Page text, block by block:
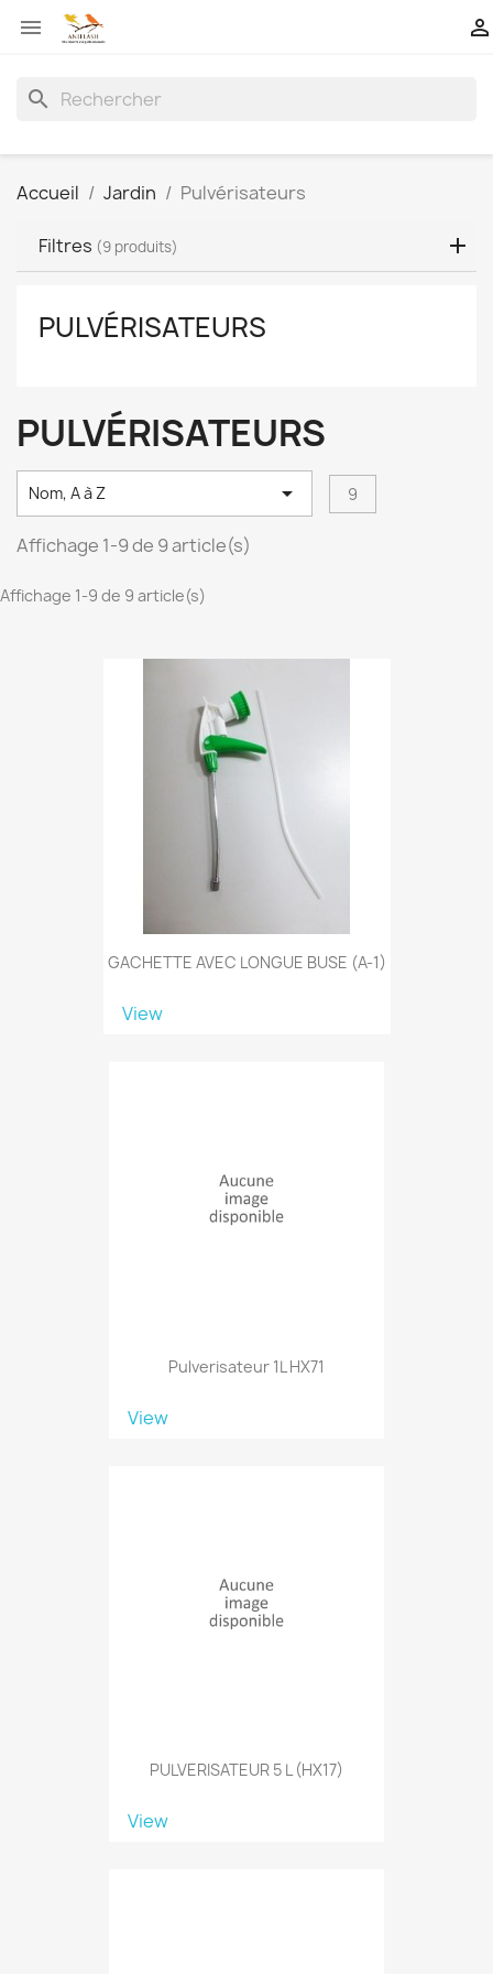
 
search
Accueil Jardin Pulvérisateurs
Filtres (9 produits)
PULVÉRISATEURS
PULVÉRISATEURS
Nom, A à Z  9
Affichage 1-9 de 9 article(s)
Affichage 1-9 de 9 article(s)
GACHETTE AVEC LONGUE BUSE (A-1)
View
Pulverisateur 1L HX71
View
PULVERISATEUR 5 L (HX17)
View